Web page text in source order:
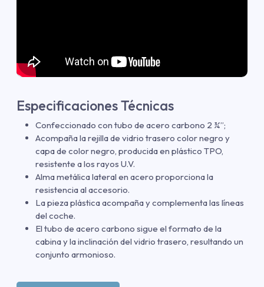
Especificaciones Técnicas
Confeccionado con tubo de acero carbono 2 ¾”;
Acompaña la rejilla de vidrio trasero color negro y
capa de color negro, producida en plástico TPO,
resistente a los rayos U.V.
Alma metálica lateral en acero proporciona la
resistencia al accesorio.
La pieza plástica acompaña y complementa las líneas
del coche.
El tubo de acero carbono sigue el formato de la
cabina y la inclinación del vidrio trasero, resultando un
conjunto armonioso.